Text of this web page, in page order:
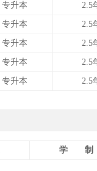
专升本 2.5
专升本 2.5
专升本 2.5
专升本 2.5
专升本 2.5
学 制